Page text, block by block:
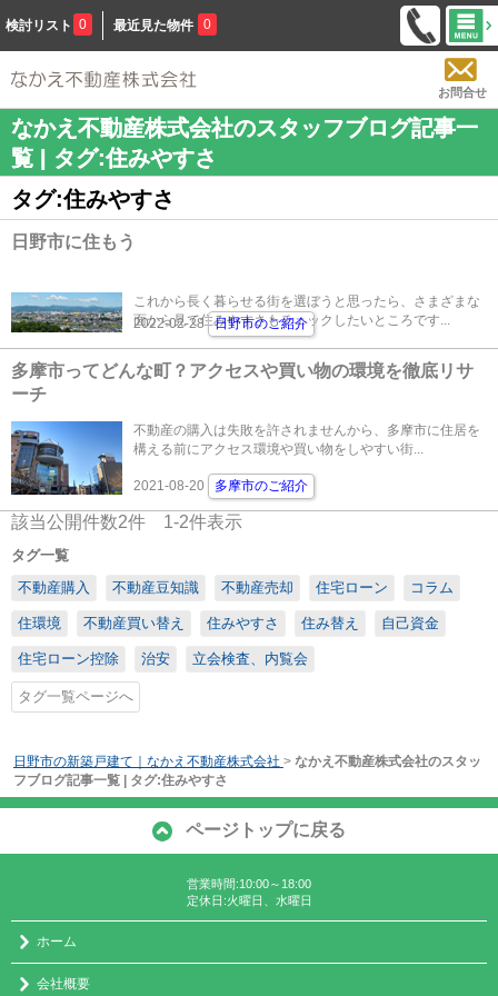
検討リスト 0 最近見た物件 0
お問合せ
なかえ不動産株式会社のスタッフブログ記事一
覧 | タグ:住みやすさ
タグ:住みやすさ
日野市に住もう
これから長く暮らせる街を選ぼうと思ったら、さまざまな
面から見て住みやすさもチェックしたいところです...
2022-02-28 日野市のご紹介
多摩市ってどんな町？アクセスや買い物の環境を徹底リサ
ーチ
不動産の購入は失敗を許されませんから、多摩市に住居を
構える前にアクセス環境や買い物をしやすい街...
2021-08-20 多摩市のご紹介
該当公開件数2件 1-2件表示
タグ一覧
不動産購入
不動産豆知識 不動産売却 住宅ローン コラム
住環境 不動産買い替え 住みやすさ 住み替え 自己資金
住宅ローン控除 治安 立会検査、内覧会
タグ一覧ページへ
日野市の新築戸建て｜なかえ不動産株式会社 > なかえ不動産株式会社のスタッ
フブログ記事一覧 | タグ:住みやすさ
ページトップに戻る
営業時間:10:00～18:00
定休日:火曜日、水曜日
ホーム
会社概要